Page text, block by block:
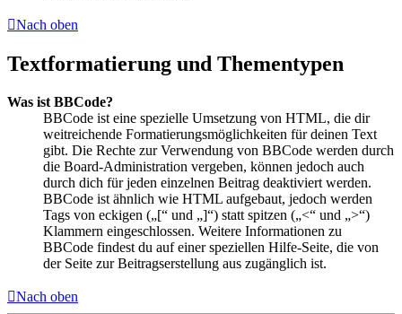
Nach oben
Textformatierung und Thementypen
Was ist BBCode?
BBCode ist eine spezielle Umsetzung von HTML, die dir
weitreichende Formatierungsmöglichkeiten für deinen Text
gibt. Die Rechte zur Verwendung von BBCode werden durch
die Board-Administration vergeben, können jedoch auch
durch dich für jeden einzelnen Beitrag deaktiviert werden.
BBCode ist ähnlich wie HTML aufgebaut, jedoch werden
Tags von eckigen („[“ und „]“) statt spitzen („<“ und „>“)
Klammern eingeschlossen. Weitere Informationen zu
BBCode findest du auf einer speziellen Hilfe-Seite, die von
der Seite zur Beitragserstellung aus zugänglich ist.
Nach oben